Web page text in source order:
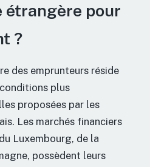
étrangère pour
?
des emprunteurs réside
plus
proposées par les
Les marchés financiers
Luxembourg, de la
possèdent leurs